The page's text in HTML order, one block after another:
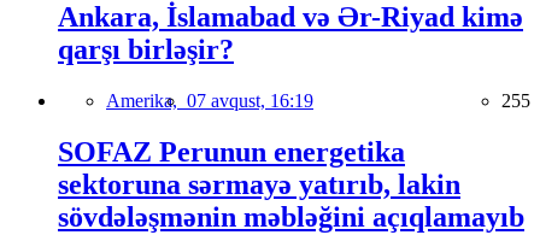
Ankara, İslamabad və Ər-Riyad kimə
qarşı birləşir?
Amerika, 07 avqust, 16:19 255
SOFAZ Perunun energetika
sektoruna sərmayə yatırıb, lakin
sövdələşmənin məbləğini açıqlamayıb